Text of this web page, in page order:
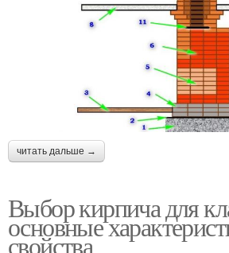
читать дальше →
Выбор кирпича для
основные
свойства